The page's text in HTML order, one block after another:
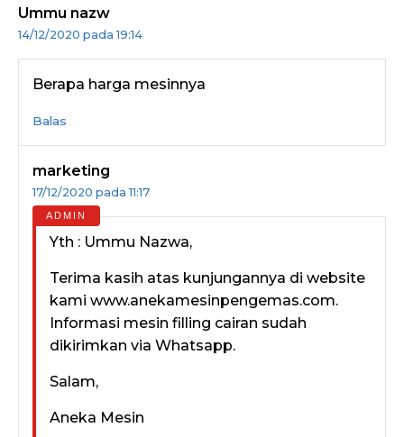
Ummu nazw
14/12/2020 pada 19:14
Berapa harga mesinnya
Balas
marketing
17/12/2020 pada 11:17
Yth : Ummu Nazwa,
Terima kasih atas kunjungannya di website
kami www.anekamesinpengemas.com.
Informasi mesin filling cairan sudah
dikirimkan via Whatsapp.
Salam,
Aneka Mesin